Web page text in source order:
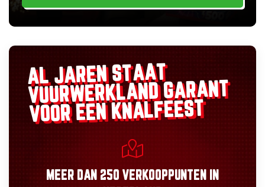
AL JAREN STAAT
VUURWERKLANDGARANT
VOOR EEN KNALFEEST
MEER DAN 250 VERKOOPPUNTEN IN